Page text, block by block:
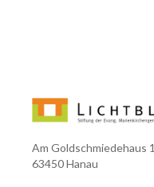
Am Goldschmiedehaus 1
63450 Hanau